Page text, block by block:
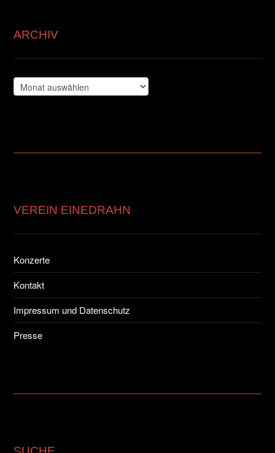
ARCHIV
Archiv
VEREIN EINEDRAHN
Konzerte
Kontakt
Impressum und Datenschutz
Presse